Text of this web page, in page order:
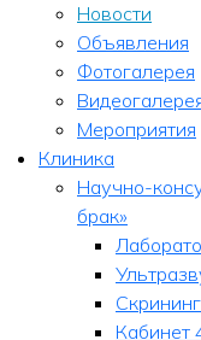
Новости
Объявления
Фотогалерея
Мероприятия
Клиника
Научно-
брак»
Кабинет